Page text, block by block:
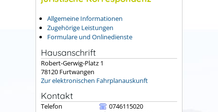
Allgemeine Informationen
Zugehörige Leistungen
Formulare und Onlinedienste
Hausanschrift
Robert-Gerwig-Platz 1
78120 Furtwangen
Zur elektronischen Fahrplanauskunft
Kontakt
Telefon
0746115020